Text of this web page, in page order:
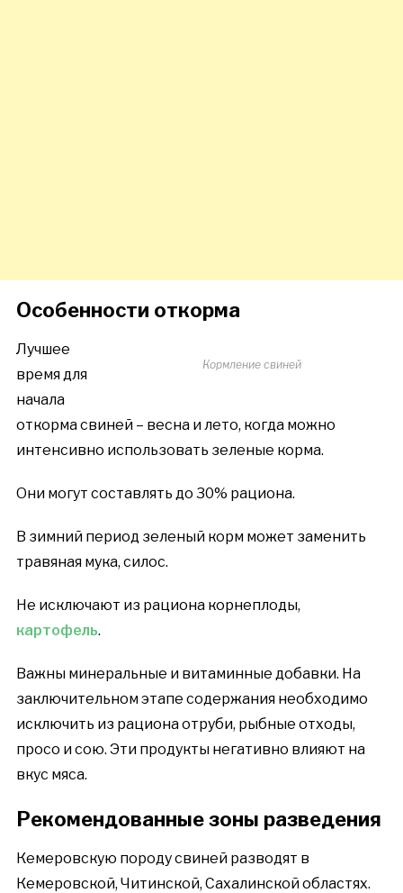
Особенности откорма
Кормление свиней
Лучшее
время для
начала
откорма свиней – весна и лето, когда можно
интенсивно использовать зеленые корма.
Они могут составлять до 30% рациона.
В зимний период зеленый корм может заменить
травяная мука, силос.
Не исключают из рациона корнеплоды,
картофель.
Важны минеральные и витаминные добавки. На
заключительном этапе содержания необходимо
исключить из рациона отруби, рыбные отходы,
просо и сою. Эти продукты негативно влияют на
вкус мяса.
Рекомендованные зоны разведения
Кемеровскую породу свиней разводят в
Кемеровской, Читинской, Сахалинской областях.